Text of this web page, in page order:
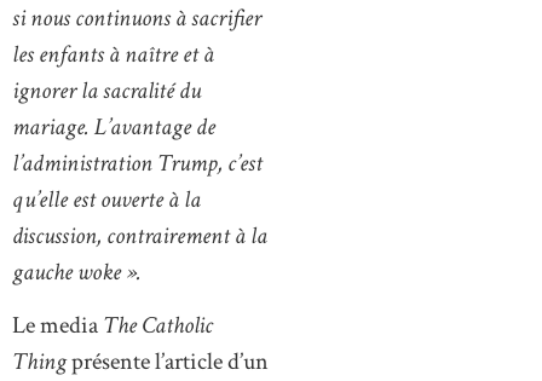
si nous continuons à sacrifier
les enfants à naître et à
ignorer la sacralité du
mariage. L’avantage de
l’administration Trump, c’est
qu’elle est ouverte à la
discussion, contrairement à la
gauche woke ».
Le mediaThe Catholic
Thingprésente l’article d’un